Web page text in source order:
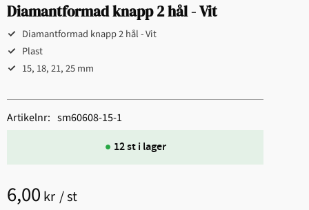
Diamantformad knapp 2 hål - Vit
Diamantformad knapp 2 hål - Vit
Plast
15, 18, 21, 25 mm
6,00 kr /st
12 st i lager
Artikelnr sm60608-15-1